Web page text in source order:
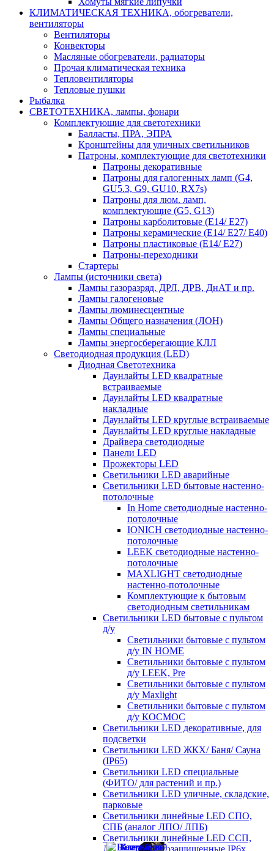
КЛИМАТИЧЕСКАЯ ТЕХНИКА, обогреватели,
вентиляторы
Вентиляторы
Конвекторы
Масляные обогреватели, радиаторы
Прочая климатическая техника
Тепловентиляторы
Тепловые пушки
Рыбалка
СВЕТОТЕХНИКА, лампы, фонари
Комплектующие для светотехники
Балласты, ПРА, ЭПРА
Кронштейны для уличных светильников
Патроны, комплектующие для светотехники
Патроны декоративные
Патроны для галогенных ламп (G4,
GU5.3, G9, GU10, RX7s)
Патроны для люм. ламп,
комплектующие (G5, G13)
Патроны карболитовые (E14/ E27)
Патроны керамические (E14/ E27/ E40)
Патроны пластиковые (E14/ E27)
Патроны-переходники
Стартеры
Лампы (источники света)
Лампы газоразряд. ДРЛ, ДРВ, ДнАТ и пр.
Лампы галогеновые
Лампы люминесцентные
Лампы Общего назначения (ЛОН)
Лампы специальные
Лампы энергосберегающие КЛЛ
Светодиодная продукция (LED)
Диодная Светотехника
Даунлайты LED квадратные
встраиваемые
Даунлайты LED квадратные
накладные
Даунлайты LED круглые встраиваемые
Даунлайты LED круглые накладные
Драйвера светодиодные
Панели LED
Прожекторы LED
Светильники LED аварийные
Светильники LED бытовые настенно-
потолочные
In Home светодиодные настенно-
потолочные
IONICH светодиодные настенно-
потолочные
LEEK светодиодные настенно-
потолочные
MAXLIGHT светодиодные
настенно-потолочные
Комплектующие к бытовым
светодиодным светильникам
Светильники LED бытовые с пультом
д/у
Светильники бытовые с пультом
д/у IN HOME
Светильники бытовые с пультом
д/у LEEK, Pre
Светильники бытовые с пультом
д/у Maxlight
Светильники бытовые с пультом
д/у КОСМОС
Светильники LED декоративные, для
подсветки
Светильники LED ЖКХ/ Баня/ Сауна
(IP65)
Светильники LED специальные
(ФИТО/ для растений и пр.)
Светильники LED уличные, складские,
парковые
Светильники линейные LED СПО,
СПБ (аналог ЛПО/ ЛПБ)
Светильники линейные LED ССП,